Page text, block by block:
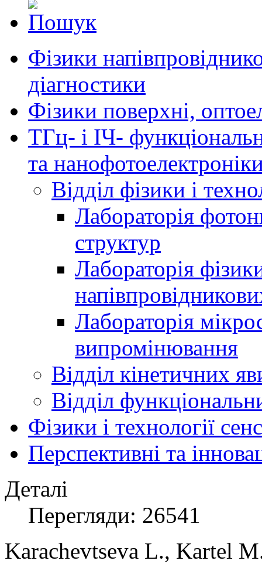
Фізики
діагностики
Фізики поверхні,
ТГц- і ІЧ-
та
Відділ фізики і
Лабораторія
структур
Лабораторія
Лабораторія
випромінювання
Відділ кінетичних
Відділ
Фізики і технології
Перспективні та
Деталі
Перегляди: 26541
Karachevtseva L., Kartel